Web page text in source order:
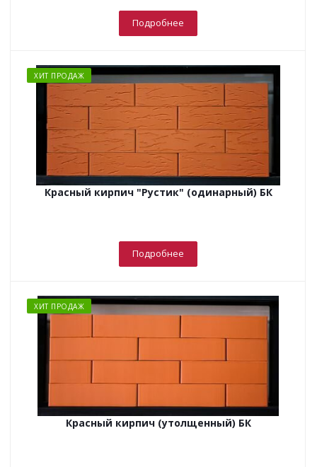
Подробнее
ХИТ ПРОДАЖ
Красный кирпич "Рустик" (одинарный) БК
Подробнее
ХИТ ПРОДАЖ
Красный кирпич (утолщенный) БК